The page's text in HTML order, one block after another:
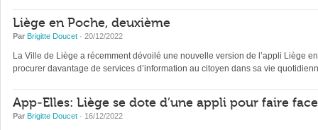
Liège en Poche, deuxième
Par Brigitte Doucet · 20/12/2022
La Ville de Liège a récemment dévoilé une nouvelle version de l’appli Liège
procurer davantage de services d’information au citoyen dans sa vie
App-Elles: Liège se dote d’une appli pour faire
Par Brigitte Doucet · 16/12/2022